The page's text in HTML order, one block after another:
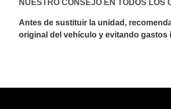
NUESTRO CONSEJO EN TODOS LOS
Antes de sustituir la unidad,
original del vehículo y evitando